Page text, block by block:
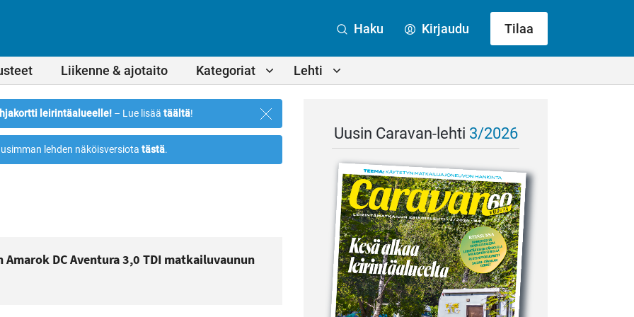
Liikenne & ajotaito Kategoriat Lehti
Haku Kirjaudu Tilaa
leirintäalueelle! – Lue lisää täältä!
Sulje
ilmoitus
lehden näköisversiota tästä.
Amarok DC Aventura 3,0 TDI matkailuvaunun
Uusin Caravan-lehti 3/2026